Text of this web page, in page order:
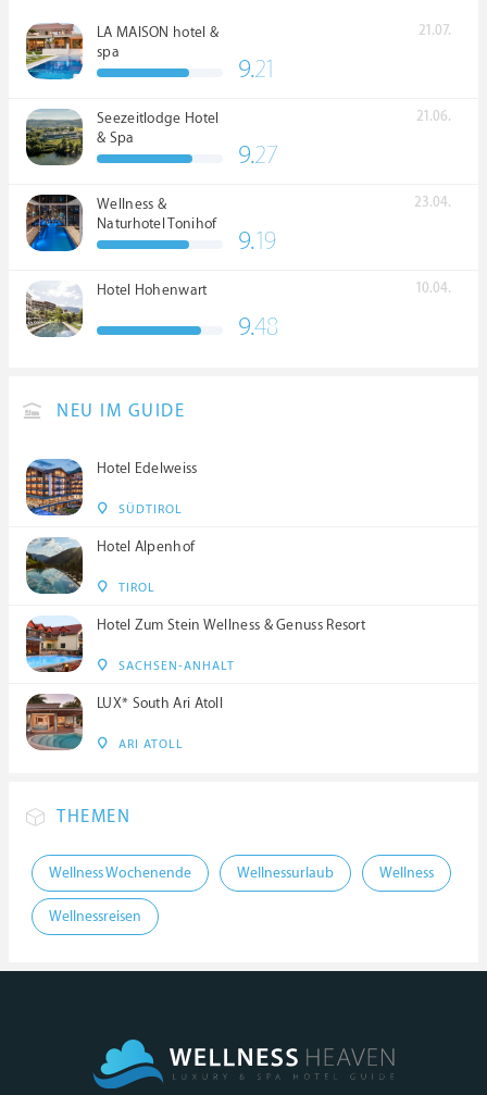
LA MAISON hotel &
spa
21.07.
9.21
Seezeitlodge Hotel
& Spa
21.06.
9.27
Wellness &
Naturhotel Tonihof
****S
23.04.
9.19
Hotel Hohenwart 10.04.
9.48
NEU IM GUIDE
Hotel Edelweiss
SÜDTIROL
Hotel Alpenhof
TIROL
Hotel Zum Stein Wellness & Genuss Resort
SACHSEN-ANHALT
LUX* South Ari Atoll
ARI ATOLL
THEMEN
Wellness Wochenende Wellnessurlaub Wellness
Wellnessreisen